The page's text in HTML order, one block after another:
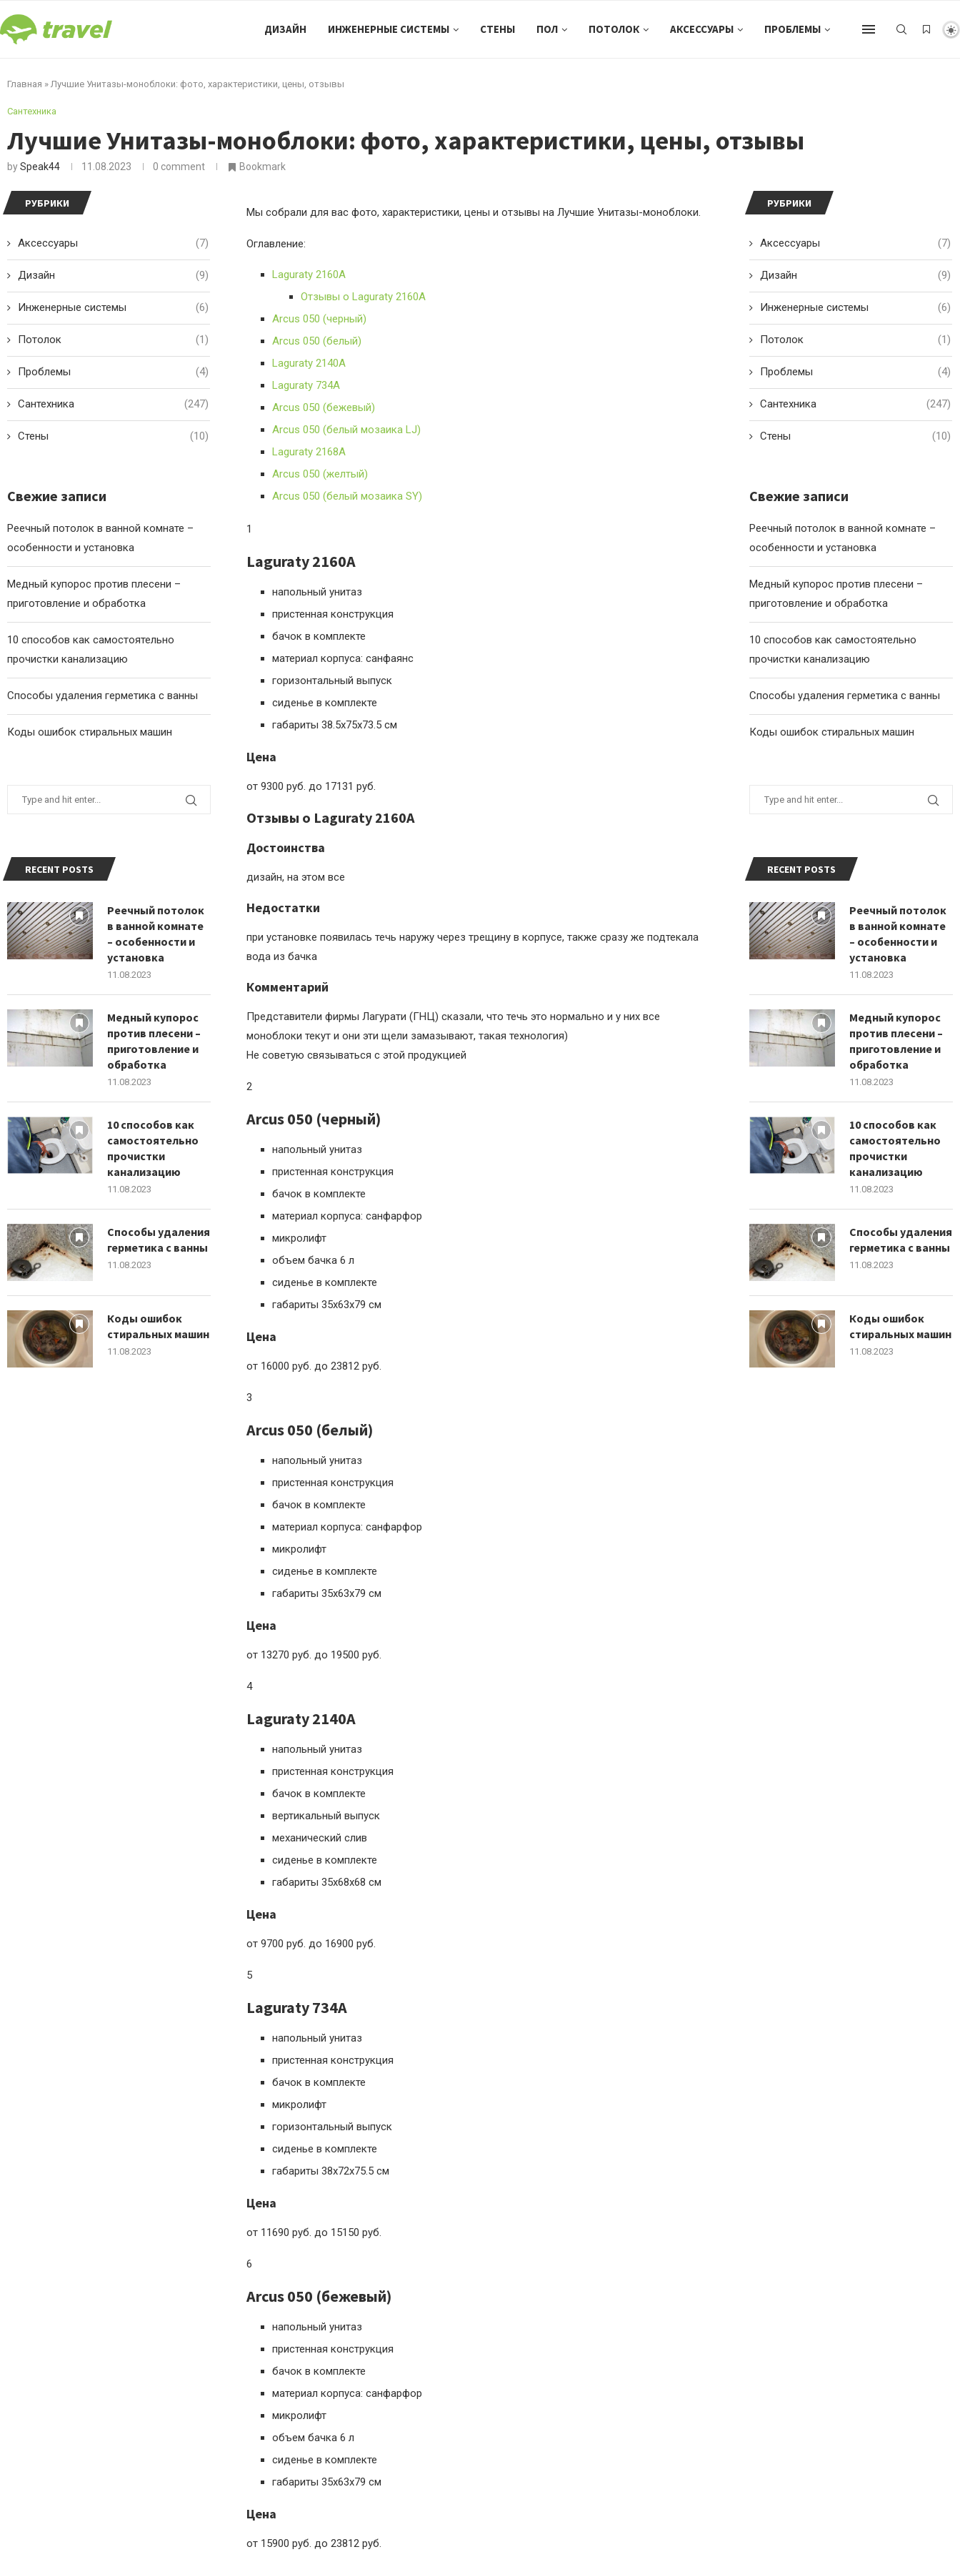
ДИЗАЙН ИНЖЕНЕРНЫЕ СИСТЕМЫ СТЕНЫ ПОЛ ПОТОЛОК АКСЕССУАРЫ ПРОБЛЕМЫ
Главная » Лучшие Унитазы-моноблоки: фото, характеристики, цены, отзывы
Сантехника
Лучшие Унитазы-моноблоки: фото, характеристики, цены, отзывы
bySpeak44 11.08.2023 0 comment Bookmark
Мы собрали для вас фото, характеристики, цены и отзывы на Лучшие Унитазы-моноблоки.
Оглавление:
Laguraty 2160A
Отзывы о Laguraty 2160A
Arcus 050 (черный)
Arcus 050 (белый)
Laguraty 2140A
Laguraty 734A
Arcus 050 (бежевый)
Arcus 050 (белый мозаика LJ)
Laguraty 2168A
Arcus 050 (желтый)
Arcus 050 (белый мозаика SY)
1
Laguraty 2160A
напольный унитаз
пристенная конструкция
бачок в комплекте
материал корпуса: санфаянс
горизонтальный выпуск
сиденье в комплекте
габариты 38.5x75x73.5 см
Цена
от 9300 руб. до 17131 руб.
Отзывы о Laguraty 2160A
Достоинства
дизайн, на этом все
Недостатки
при установке появилась течь наружу через трещину в корпусе, также сразу же подтекала
вода из бачка
Комментарий
Представители фирмы Лагурати (ГНЦ) сказали, что течь это нормально и у них все
моноблоки текут и они эти щели замазывают, такая технология)
Не советую связываться с этой продукцией
2
Arcus 050 (черный)
напольный унитаз
пристенная конструкция
бачок в комплекте
материал корпуса: санфарфор
микролифт
объем бачка 6 л
сиденье в комплекте
габариты 35x63x79 см
Цена
от 16000 руб. до 23812 руб.
3
Arcus 050 (белый)
напольный унитаз
пристенная конструкция
бачок в комплекте
материал корпуса: санфарфор
микролифт
сиденье в комплекте
габариты 35x63x79 см
Цена
от 13270 руб. до 19500 руб.
4
Laguraty 2140A
напольный унитаз
пристенная конструкция
бачок в комплекте
вертикальный выпуск
механический слив
сиденье в комплекте
габариты 35x68x68 см
Цена
от 9700 руб. до 16900 руб.
5
Laguraty 734A
напольный унитаз
пристенная конструкция
бачок в комплекте
микролифт
горизонтальный выпуск
сиденье в комплекте
габариты 38x72x75.5 см
Цена
от 11690 руб. до 15150 руб.
6
Arcus 050 (бежевый)
напольный унитаз
пристенная конструкция
бачок в комплекте
материал корпуса: санфарфор
микролифт
объем бачка 6 л
сиденье в комплекте
габариты 35x63x79 см
Цена
от 15900 руб. до 23812 руб.
РУБРИКИ
Аксессуары (7)
Дизайн (9)
Инженерные системы (6)
Потолок (1)
Проблемы (4)
Сантехника (247)
Стены (10)
Свежие записи
Реечный потолок в ванной комнате –
особенности и установка
Медный купорос против плесени –
приготовление и обработка
10 способов как самостоятельно
прочистки канализацию
Способы удаления герметика с ванны
Коды ошибок стиральных машин
RECENT POSTS
Реечный потолок
в ванной комнате
– особенности и
установка
11.08.2023
Медный купорос
против плесени –
приготовление и
обработка
11.08.2023
10 способов как
самостоятельно
прочистки
канализацию
11.08.2023
Способы удаления
герметика с ванны
11.08.2023
Коды ошибок
стиральных машин
11.08.2023
РУБРИКИ
Аксессуары (7)
Дизайн (9)
Инженерные системы (6)
Потолок (1)
Проблемы (4)
Сантехника (247)
Стены (10)
Свежие записи
Реечный потолок в ванной комнате –
особенности и установка
Медный купорос против плесени –
приготовление и обработка
10 способов как самостоятельно
прочистки канализацию
Способы удаления герметика с ванны
Коды ошибок стиральных машин
RECENT POSTS
Реечный потолок
в ванной комнате
– особенности и
установка
11.08.2023
Медный купорос
против плесени –
приготовление и
обработка
11.08.2023
10 способов как
самостоятельно
прочистки
канализацию
11.08.2023
Способы удаления
герметика с ванны
11.08.2023
Коды ошибок
стиральных машин
11.08.2023